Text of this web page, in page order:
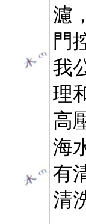
濾
門
我
理
高
海
有
清